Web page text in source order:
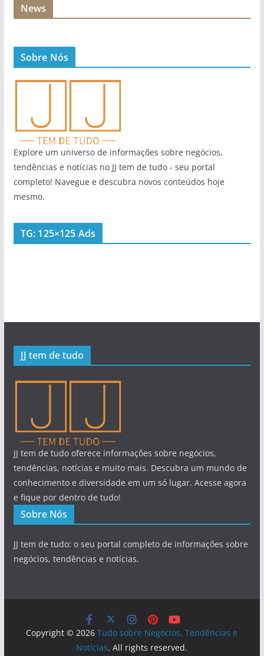
News
Sobre Nós
Explore um universo de informações sobre negócios,
tendências e notícias no JJ tem de tudo - seu portal
completo! Navegue e descubra novos conteúdos hoje
mesmo.
TG: 125×125 Ads
JJ tem de tudo
JJ tem de tudo oferece informações sobre negócios,
tendências, notícias e muito mais. Descubra um mundo de
conhecimento e diversidade em um só lugar. Acesse agora
e fique por dentro de tudo!
Sobre Nós
JJ tem de tudo: o seu portal completo de informações sobre
negócios, tendências e notícias.
Copyright © 2026Tudo sobre Negócios, Tendências e
Notícias. All rights reserved.